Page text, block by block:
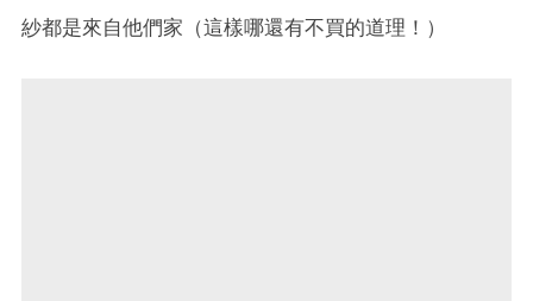
紗都是來自他們家（這樣哪還有不買的道理！）